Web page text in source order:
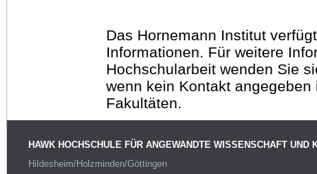
Das Hornemann Institut
Informationen. Für weitere
Hochschularbeit wenden Sie
wenn kein Kontakt
Fakultäten.
HAWK HOCHSCHULE FÜR ANGEWANDTE WISSENSCHAFT UND
Hildesheim/Holzminden/Göttingen